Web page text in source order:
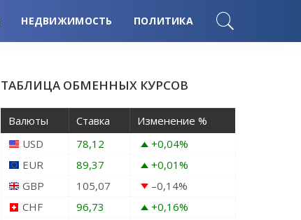
НЕДВИЖИМОСТЬ ПОЛИТИКА
ТАБЛИЦА ОБМЕННЫХ КУРСОВ
Валюты Ставка
Изменение %
USD
78,12 +0,04%
EUR
89,37 +0,01%
GBP
105,07 –0,14%
CHF
96,73 +0,16%